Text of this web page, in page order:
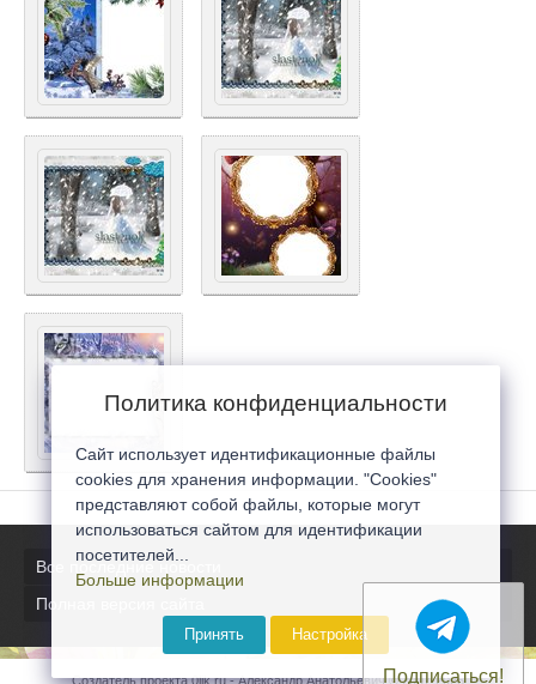
Все последние новости
Полная версия сайта
Создатель проекта 0lik.ru - Александр Анатольевич © 2007-2026
Подписаться!
Политика конфиденциальности
Сайт использует идентификационные файлы
cookies для хранения информации. "Cookies"
представляют собой файлы, которые могут
использоваться сайтом для идентификации
посетителей...
Больше информации
Принять Настройка